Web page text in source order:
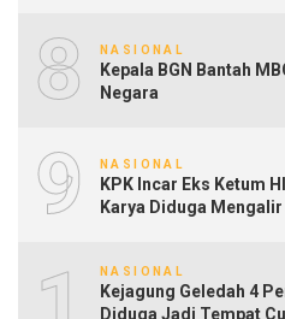
8 NASIONAL
Kepala BGN Bantah
Negara
9 NASIONAL
KPK Incar Eks Ketum
Karya Diduga
NASIONAL
Kejagung Geledah 4
Diduga Jadi Tempat